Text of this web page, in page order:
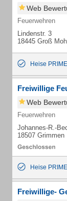
Web
Feuerwehren
Lindenstr. 3
18445 Groß
Heise
Freiwillige
Web
Feuerwehren
Johannes-R.-
18507 Grimmen
Heise
Freiwillige-